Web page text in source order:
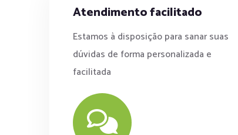
Atendimento facilitado
Estamos à disposição para sanar suas
dúvidas de forma personalizada e
facilitada